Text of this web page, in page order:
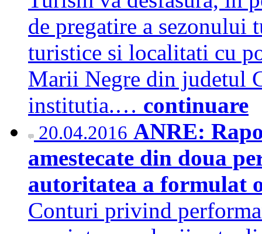
de pregatire a
turistice si localitati cu
Marii Negre din judetul
institutia.… continuare
20.04.2016 ANRE:
amestecate din doua
autoritatea a formulat
Conturi privind